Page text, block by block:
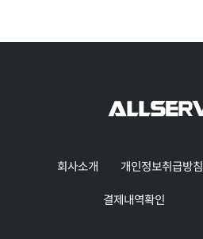
회사소개 개인정보취급방침
결제내역확인